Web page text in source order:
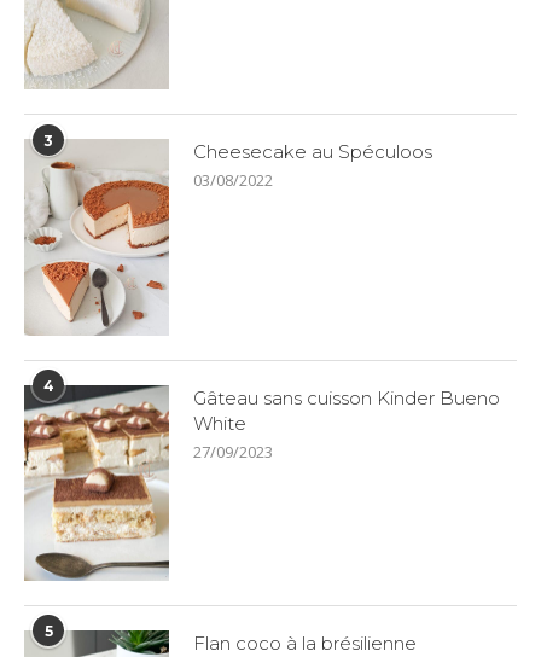
3
Cheesecake au Spéculoos
03/08/2022
4
Gâteau sans cuisson Kinder Bueno
White
27/09/2023
5
Flan coco à la brésilienne